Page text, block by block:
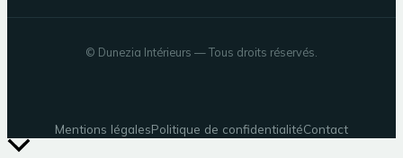
© Dunezia Intérieurs — Tous droits réservés.
Mentions légalesPolitique de confidentialitéContact